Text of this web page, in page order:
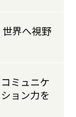
界へ視野
ミュニケ
ョン力を